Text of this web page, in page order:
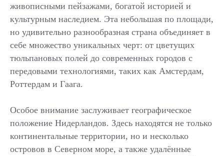
живописными пейзажами, богатой историей и
культурным наследием. Эта небольшая по площади,
но удивительно разнообразная страна объединяет в
себе множество уникальных черт: от цветущих
тюльпановых полей до современных городов с
передовыми технологиями, таких как Амстердам,
Роттердам и Гаага.
Особое внимание заслуживает географическое
положение Нидерландов. Здесь находятся не только
континентальные территории, но и несколько
островов в Северном море, а также удалённые